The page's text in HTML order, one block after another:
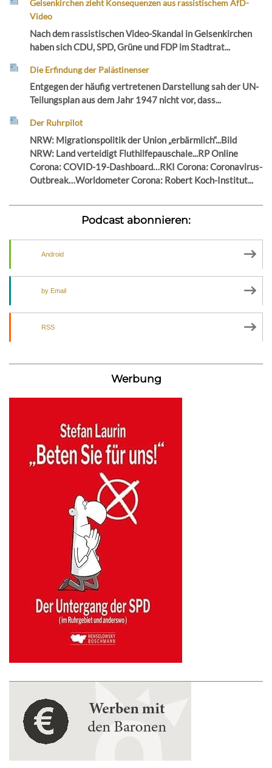
Gelsenkirchen zieht Konsequenzen aus rassistischem AfD-
Video
Nach dem rassistischen Video-Skandal in Gelsenkirchen
haben sich CDU, SPD, Grüne und FDP im Stadtrat...
Die Erfindung der Palästinenser
Entgegen der häufig vertretenen Darstellung sah der UN-
Teilungsplan aus dem Jahr 1947 nicht vor, dass...
Der Ruhrpilot
NRW: Migrationspolitik der Union „erbärmlich“...Bild
NRW: Land verteidigt Fluthilfepauschale...RP Online
Corona: COVID-19-Dashboard…RKI Corona: Coronavirus-
Outbreak…Worldometer Corona: Robert Koch-Institut...
Podcast abonnieren:
Android
by Email
RSS
Werbung